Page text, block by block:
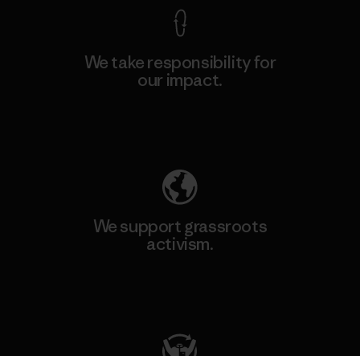
We take responsibility for
our impact.
We support grassroots
activism.